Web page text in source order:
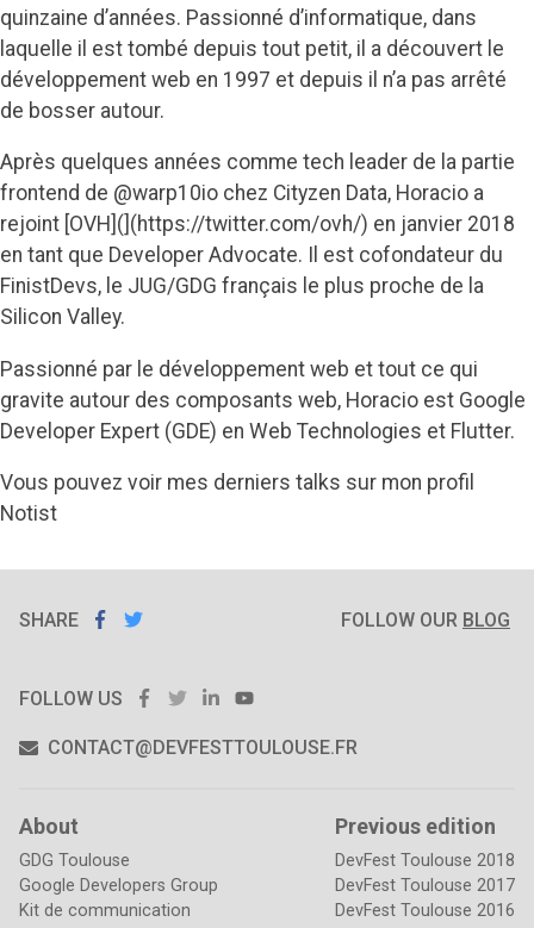
quinzaine d’années. Passionné d’informatique, dans
laquelle il est tombé depuis tout petit, il a découvert le
développement web en 1997 et depuis il n’a pas arrêté
de bosser autour.
Après quelques années comme tech leader de la partie
frontend de @warp10io chez Cityzen Data, Horacio a
rejoint [OVH](](https://twitter.com/ovh/) en janvier 2018
en tant que Developer Advocate. Il est cofondateur du
FinistDevs, le JUG/GDG français le plus proche de la
Silicon Valley.
Passionné par le développement web et tout ce qui
gravite autour des composants web, Horacio est Google
Developer Expert (GDE) en Web Technologies et Flutter.
Vous pouvez voir mes derniers talks sur mon profil
Notist
SHARE
SHARE ON
FACEBOOK
FOLLOW OUR BLOG
FOLLOW US FACEBOOK
TWITTERLINKEDIN
CONTACT@DEVFESTTOULOUSE.FR
About
GDG Toulouse
Google Developers Group
Kit de communication
Previous edition
DevFest Toulouse 2018
DevFest Toulouse 2017
DevFest Toulouse 2016